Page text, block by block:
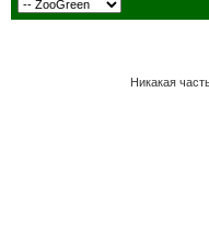
Никакая